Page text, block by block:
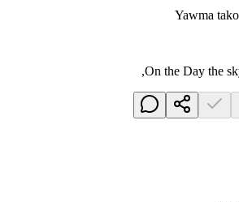
Yawma
On the Day the